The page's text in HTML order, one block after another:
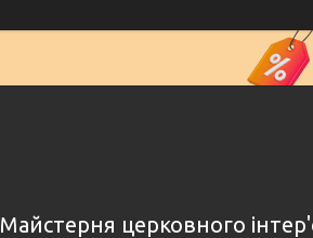
Майстерня церковного